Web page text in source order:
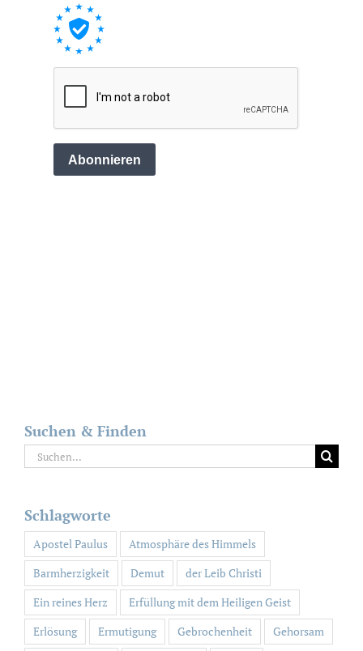
Suchen & Finden
Suche
nach:
Schlagworte
Apostel Paulus
Atmosphäre des Himmels
Barmherzigkeit
Demut
der Leib Christi
Ein reines Herz
Erfüllung mit dem Heiligen Geist
Erlösung
Ermutigung Gebrochenheit
Gehorsam